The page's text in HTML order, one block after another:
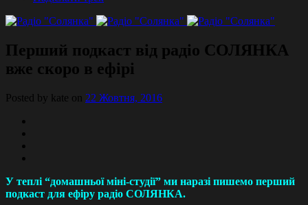
Перший подкаст від радіо СОЛЯНКА
вже скоро в ефірі
Posted by kate on 22 Жовтня, 2016
У теплі “домашньої міні-студії” ми наразі пишемо перший
подкаст для ефіру радіо СОЛЯНКА.